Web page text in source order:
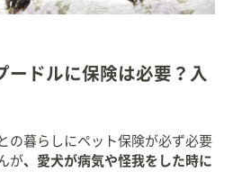
ードルに保険は必要？入
の暮らしにペット保険が必ず必要
が、愛犬が病気や怪我をした時に